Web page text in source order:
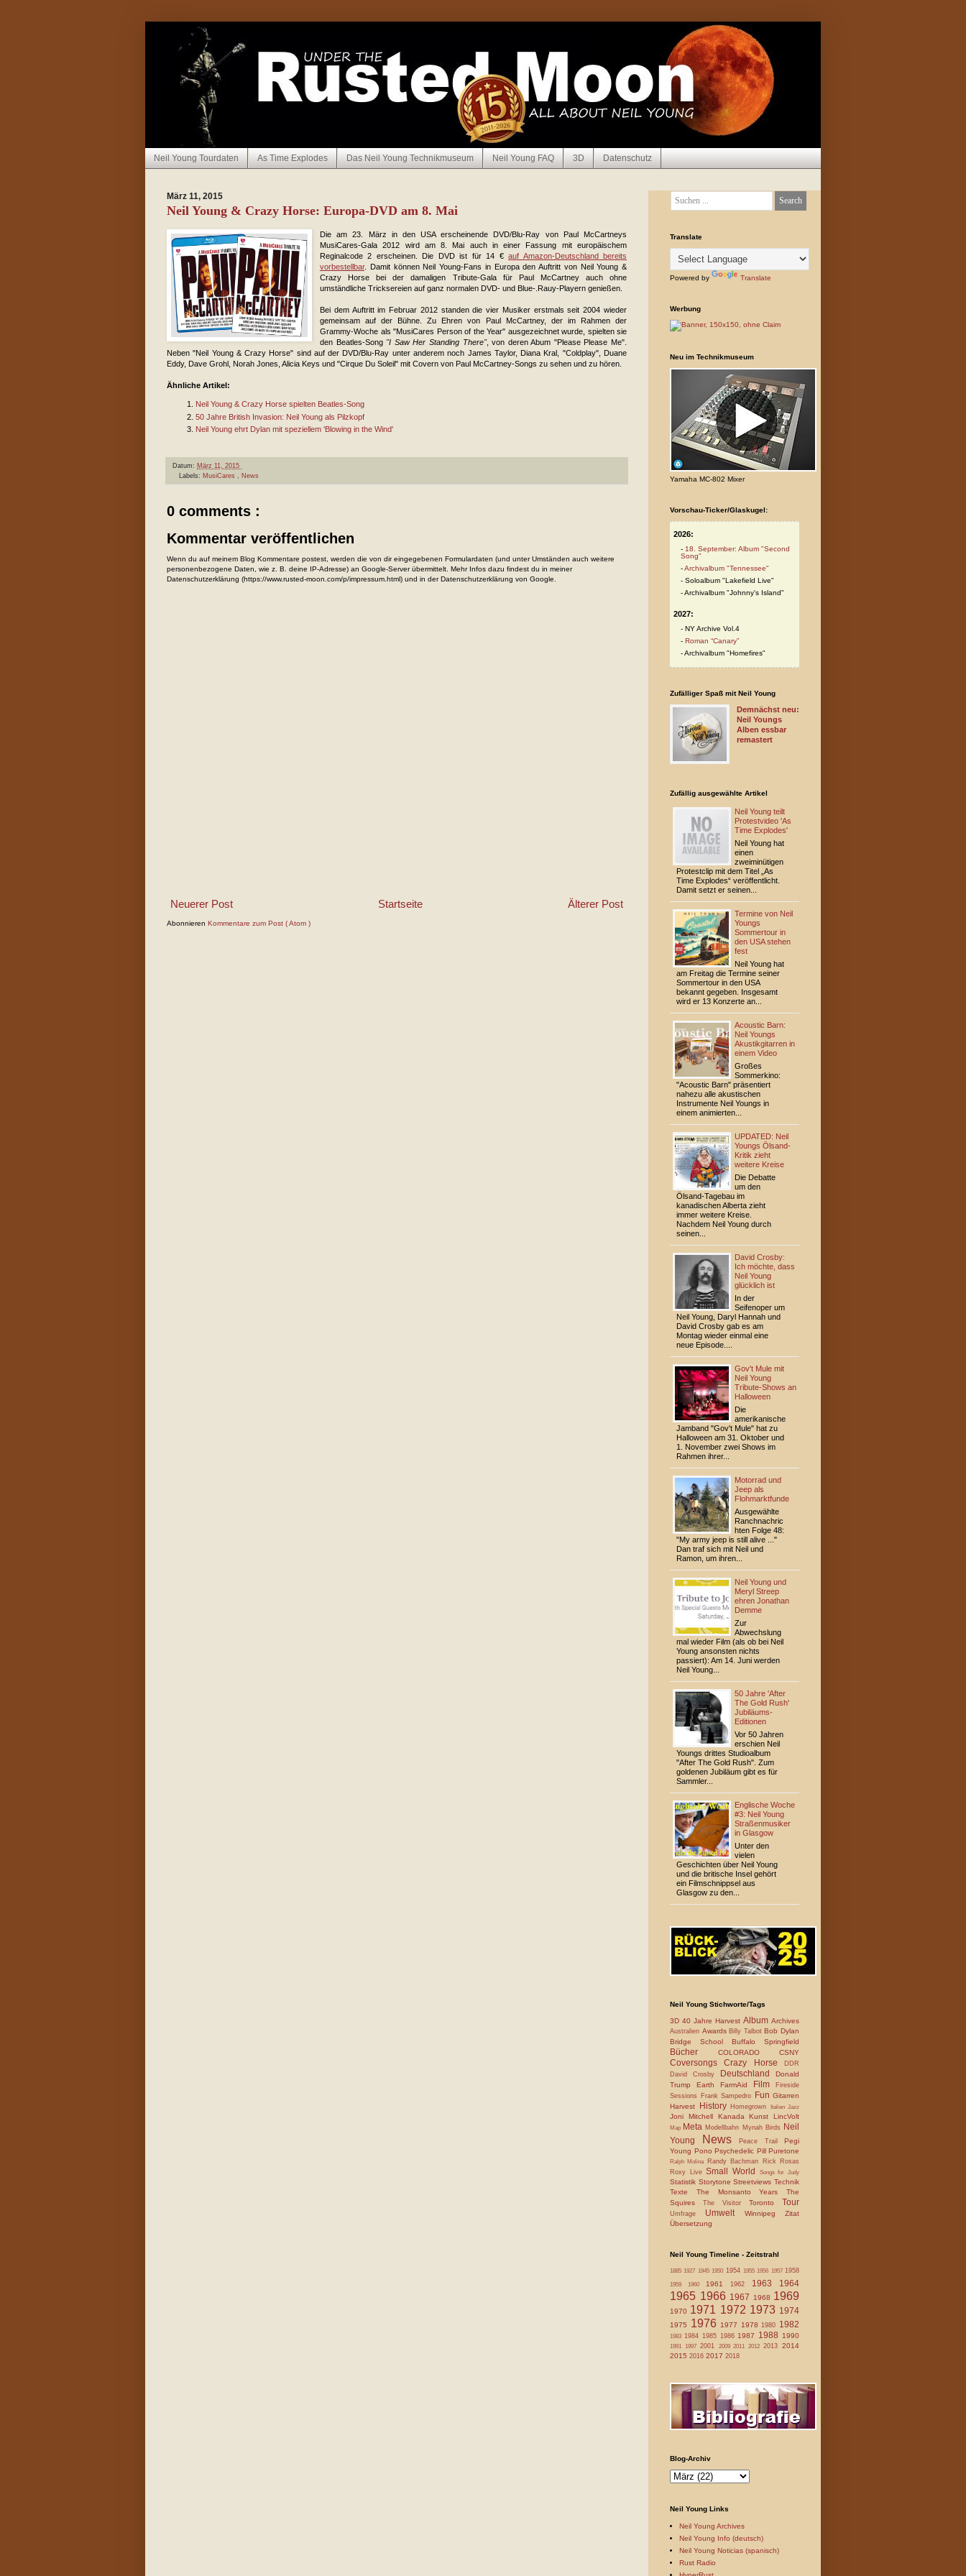
Neil Young Tourdaten As Time Explodes Das Neil Young Technikmuseum Neil Young FAQ 3D Datenschutz
März 11, 2015
Neil Young & Crazy Horse: Europa-DVD am 8. Mai
Die am 23. März in den USA erscheinende DVD/Blu-Ray von Paul McCartneys
MusiCares-Gala 2012 wird am 8. Mai auch in einer Fassung mit europäischem
Reginalcode 2 erscheinen. Die DVD ist für 14 €auf Amazon-Deutschland bereits
vorbestellbar. Damit können Neil Young-Fans in Europa den Auftritt von Neil Young &
Crazy Horse bei der damaligen Tribute-Gala für Paul McCartney auch ohne
umständliche Tricksereien auf ganz normalen DVD- und Blue-.Rauy-Playern genießen.
Bei dem Auftritt im Februar 2012 standen die vier Musiker erstmals seit 2004 wieder
gemeinsam auf der Bühne. Zu Ehren von Paul McCartney, der im Rahmen der
Grammy-Woche als "MusiCares Person of the Year" ausgezeichnet wurde, spielten sie
den Beatles-Song "I Saw Her Standing There", von deren Abum "Please Please Me".
Neben "Neil Young & Crazy Horse" sind auf der DVD/Blu-Ray unter anderem noch James Taylor, Diana Kral, "Coldplay", Duane
Eddy, Dave Grohl, Norah Jones, Alicia Keys und "Cirque Du Soleil" mit Covern von Paul McCartney-Songs zu sehen und zu hören.
Ähnliche Artikel:
Neil Young & Crazy Horse spielten Beatles-Song
50 Jahre British Invasion: Neil Young als Pilzkopf
Neil Young ehrt Dylan mit speziellem 'Blowing in the Wind'
Datum: März 11, 2015
Labels: MusiCares , News
0 comments :
Kommentar veröffentlichen
Wenn du auf meinem Blog Kommentare postest, werden die von dir eingegebenen Formulardaten (und unter Umständen auch weitere
personenbezogene Daten, wie z. B. deine IP-Adresse) an Google-Server übermittelt. Mehr Infos dazu findest du in meiner
Datenschutzerklärung (https://www.rusted-moon.com/p/impressum.html) und in der Datenschutzerklärung von Google.
Neuerer Post Älterer Post
Startseite
Abonnieren Kommentare zum Post ( Atom )
Translate
Powered by Translate
Werbung
Neu im Technikmuseum
Yamaha MC-802 Mixer
Vorschau-Ticker/Glaskugel:
2026:
18. September: Album "Second
Song"
Archivalbum "Tennessee"
Soloalbum "Lakefield Live"
Archivalbum "Johnny's Island"
2027:
NY Archive Vol.4
Roman “Canary”
Archivalbum "Homefires"
Zufälliger Spaß mit Neil Young
Demnächst neu:
Neil Youngs
Alben essbar
remastert
Zufällig ausgewählte Artikel
Neil Young teilt
Protestvideo 'As
Time Explodes'
Neil Young hat
einen
zweiminütigen
Protestclip mit dem Titel „As
Time Explodes“ veröffentlicht.
Damit setzt er seinen...
Termine von Neil
Youngs
Sommertour in
den USA stehen
fest
Neil Young hat
am Freitag die Termine seiner
Sommertour in den USA
bekannt gegeben. Insgesamt
wird er 13 Konzerte an...
Acoustic Barn:
Neil Youngs
Akustikgitarren in
einem Video
Großes
Sommerkino:
"Acoustic Barn" präsentiert
nahezu alle akustischen
Instrumente Neil Youngs in
einem animierten...
UPDATED: Neil
Youngs Ölsand-
Kritik zieht
weitere Kreise
Die Debatte
um den
Ölsand-Tagebau im
kanadischen Alberta zieht
immer weitere Kreise.
Nachdem Neil Young durch
seinen...
David Crosby:
Ich möchte, dass
Neil Young
glücklich ist
In der
Seifenoper um
Neil Young, Daryl Hannah und
David Crosby gab es am
Montag wieder einmal eine
neue Episode....
Gov't Mule mit
Neil Young
Tribute-Shows an
Halloween
Die
amerikanische
Jamband "Gov't Mule" hat zu
Halloween am 31. Oktober und
1. November zwei Shows im
Rahmen ihrer...
Motorrad und
Jeep als
Flohmarktfunde
Ausgewählte
Ranchnachric
hten Folge 48:
"My army jeep is still alive ..."
Dan traf sich mit Neil und
Ramon, um ihren...
Neil Young und
Meryl Streep
ehren Jonathan
Demme
Zur
Abwechslung
mal wieder Film (als ob bei Neil
Young ansonsten nichts
passiert): Am 14. Juni werden
Neil Young...
50 Jahre 'After
The Gold Rush'
Jubiläums-
Editionen
Vor 50 Jahren
erschien Neil
Youngs drittes Studioalbum
"After The Gold Rush". Zum
goldenen Jubiläum gibt es für
Sammler...
Englische Woche
#3: Neil Young
Straßenmusiker
in Glasgow
Unter den
vielen
Geschichten über Neil Young
und die britische Insel gehört
ein Filmschnippsel aus
Glasgow zu den...
Neil Young Stichworte/Tags
3D 40 Jahre Harvest Album Archives
Australien Awards Billy Talbot Bob Dylan
Bridge School Buffalo Springfield
Bücher COLORADO CSNY
CoversongsCrazy HorseDDR
David Crosby
Deutschland
Donald
Trump Earth FarmAid Film
Fireside
Sessions
Frank Sampedro Fun Gitarren
Harvest
History Homegrown Italien Jazz
Joni Mitchell Kanada Kunst LincVolt
Map MetaModellbahn Mynah Birds
Neil
Young
News Peace Trail Pegi
Young Pono Psychedelic Pill Puretone
Ralph Molina Randy Bachman
Rick Rosas
Roxy LiveSmall World Songs for Judy
Statistik StorytoneStreetviewsTechnik
Texte The Monsanto Years The
Squires The Visitor Toronto Tour
Umfrage Umwelt WinnipegZitat
Übersetzung
Neil Young Timeline - Zeitstrahl
18851927 19451950 1954 19551956 1957 1958
1959 1960 1961 1962 1963 1964
1965 1966 1967 1968 1969
1970 1971 1972 1973 1974
1975 1976 1977 19781980 1982
1983 1984 1985 19861987 19881990
1991 1997 2001 20092011201220132014
2015 2016 2017 2018
Blog-Archiv
Neil Young Links
Neil Young Archives
Neil Young Info (deutsch)
Neil Young Noticias (spanisch)
Rust Radio